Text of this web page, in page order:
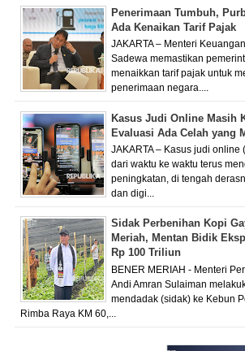
Penerimaan Tumbuh,
Ada Kenaikan Tarif Pajak
JAKARTA – Menteri
Sadewa memastikan
menaikkan tarif pajak untuk
penerimaan negara....
Kasus Judi Online Masih
Evaluasi Ada Celah yang
JAKARTA – Kasus judi online
dari waktu ke waktu terus
peningkatan, di tengah
dan digi...
Sidak Perbenihan Kopi
Meriah, Mentan Bidik
Rp 100 Triliun
BENER MERIAH - Menteri
Andi Amran Sulaiman
mendadak (sidak) ke Kebun
Rimba Raya KM 60,...